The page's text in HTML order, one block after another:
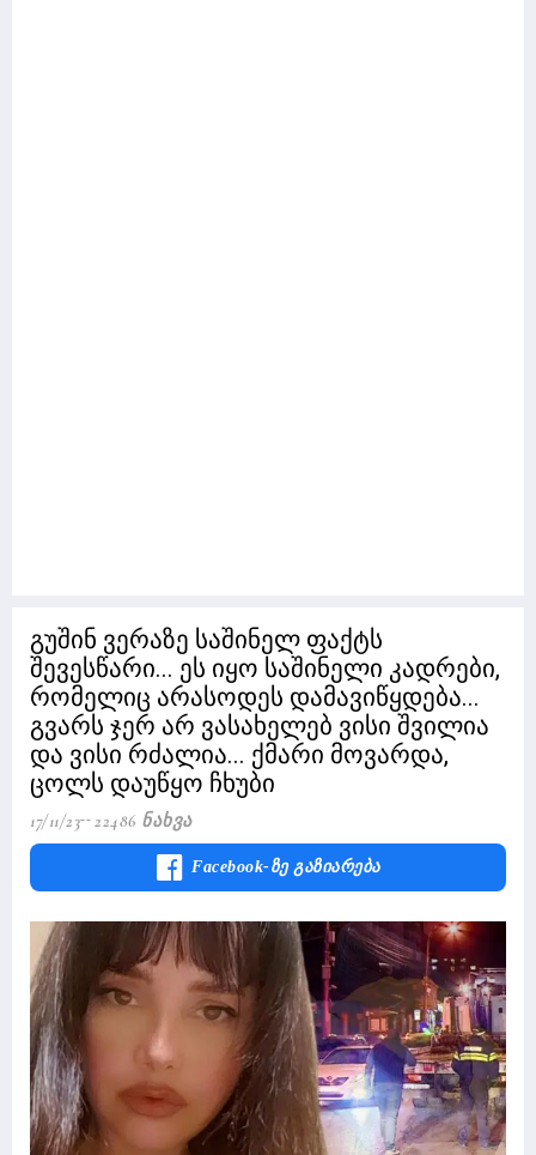
გუშინ ვერაზე საშინელ ფაქტს
შევესწარი... ეს იყო საშინელი კადრები,
რომელიც არასოდეს დამავიწყდება...
გვარს ჯერ არ ვასახელებ ვისი შვილია
და ვისი რძალია... ქმარი მოვარდა,
ცოლს დაუწყო ჩხუბი
17/11/23 22486 Ნახვა
Facebook-Ზე Გაზიარება